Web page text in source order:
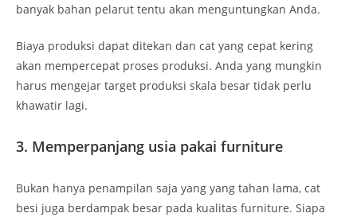
banyak bahan pelarut tentu akan menguntungkan Anda.
Biaya produksi dapat ditekan dan cat yang cepat kering
akan mempercepat proses produksi. Anda yang mungkin
harus mengejar target produksi skala besar tidak perlu
khawatir lagi.
3. Memperpanjang usia pakai furniture
Bukan hanya penampilan saja yang yang tahan lama, cat
besi juga berdampak besar pada kualitas furniture. Siapa